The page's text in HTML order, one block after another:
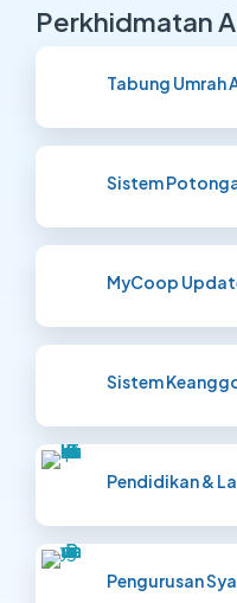
Perkhidmatan
Tabung Umrah
Sistem
MyCoop
Sistem
Pendidikan &
Pengurusan